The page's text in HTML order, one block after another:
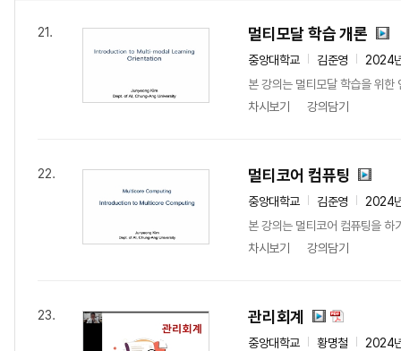
21. 멀티모달 학습 개론
중앙대학교 김준영
2024
본 강의는 멀티모달 학습을 위한
차시보기
강의담기
22. 멀티코어 컴퓨팅
중앙대학교 김준영
2024
본 강의는 멀티코어 컴퓨팅을 하
차시보기
강의담기
23. 관리회계
중앙대학교 황명철
2024